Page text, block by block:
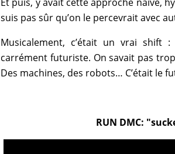
suis pas sûr qu’on le percevrait avec
Musicalement, c’était un vrai
carrément futuriste. On savait pas
Des machines, des robots… C’était le
RUN DMC: